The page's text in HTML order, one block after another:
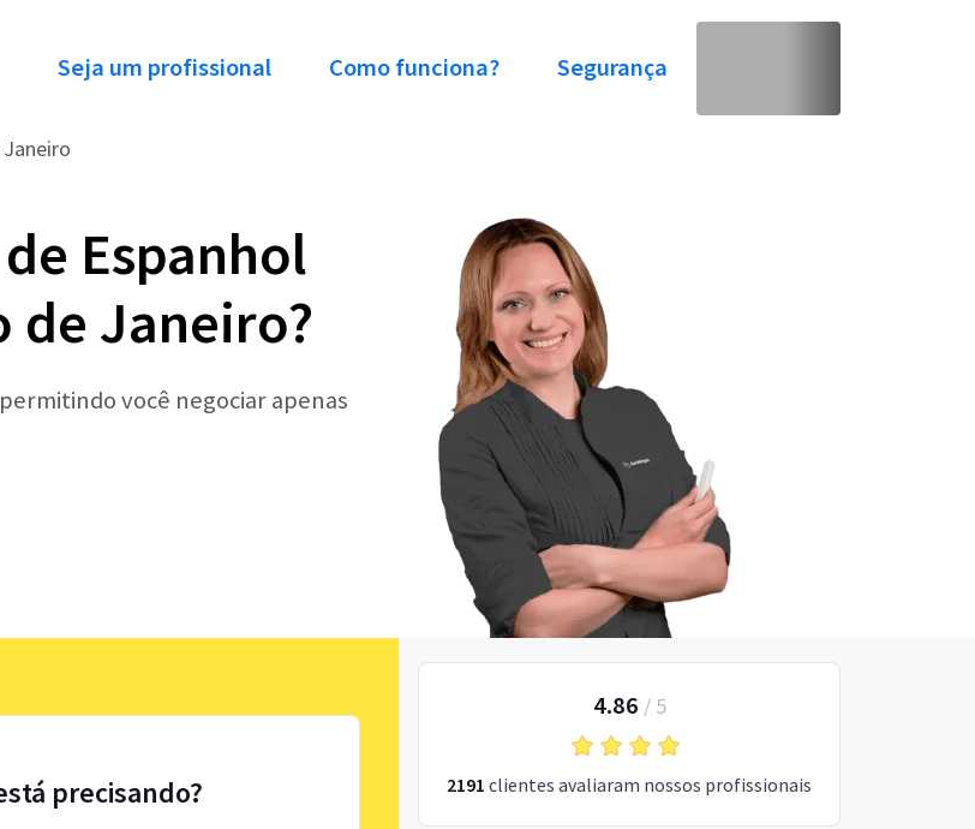
Seja um profissional Como funciona? Segurança
Espanhol
de Janeiro?
você negociar apenas
precisando?
4.86 / 5
2191 clientes avaliaram nossos profissionais